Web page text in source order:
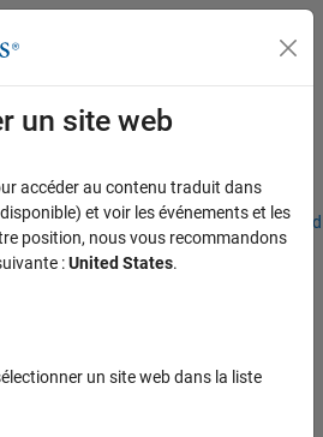
Adresses de nos bureaux
l'affichage du menu
un site web
accéder au contenu traduit dans
et voir les événements et les
position, nous vous recommandons
:United States.
un site web dans la liste